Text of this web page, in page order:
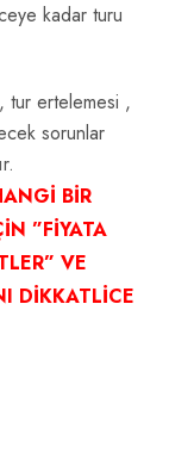
kadar turu
tur ertelemesi ,
sorunlar
BİR
”FİYATA
VE
DİKKATLİCE